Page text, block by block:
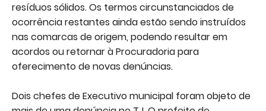
resíduos sólidos. Os termos circunstanciados de
ocorrência restantes ainda estão sendo instruídos
nas comarcas de origem, podendo resultar em
acordos ou retornar à Procuradoria para
oferecimento de novas denúncias.
Dois chefes de Executivo municipal foram objeto de